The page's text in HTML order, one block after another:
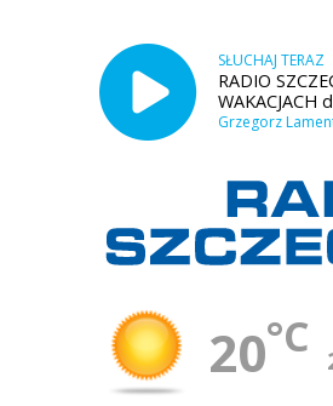
SŁUCHAJ TERAZ
RADIO
WAKACJACH
Grzegorz
20°C